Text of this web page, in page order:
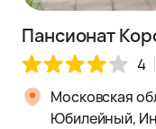
Пансионат
4
Московская
Юбилейный,